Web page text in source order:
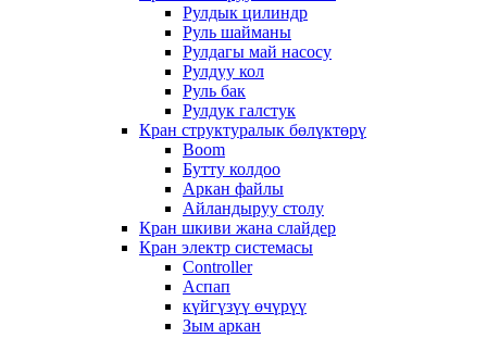
Рулдык цилиндр
Руль шайманы
Рулдагы май насосу
Рулдуу кол
Руль бак
Рулдук галстук
Кран структуралык бөлүктөрү
Boom
Бутту колдоо
Аркан файлы
Айландыруу столу
Кран шкиви жана слайдер
Кран электр системасы
Controller
Аспап
күйгүзүү өчүрүү
Зым аркан